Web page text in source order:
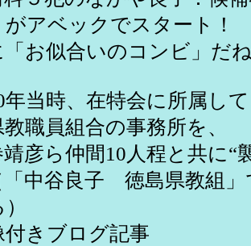
がアベックでスタート！
似合いのコンビ」だ
時、在特会に所属して
職員組合の事務所を、
仲間10人程と共に“
良子 徳島県教組」で
きブログ記事